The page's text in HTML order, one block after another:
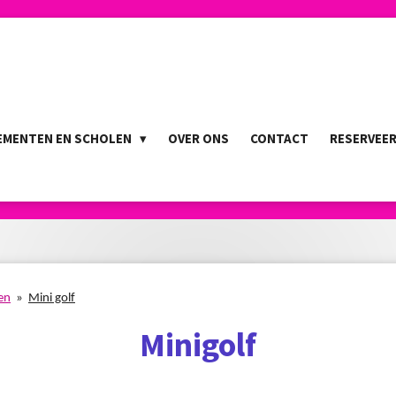
EN SCHOLEN OVER ONS CONTACT RESERVEER
» Mini golf
Minigolf